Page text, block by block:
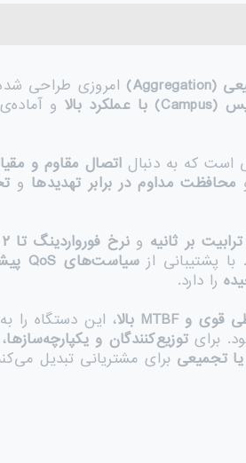
(Aggregation)
امروزی طراحی
(Campus) با عملکرد بالا و آماده‌ی
است که به دنبال اتصال مقاوم و
محافظت مداوم در برابر تهدیدها و
بر ثانیه ونرخ فورواردینگ تا۲
پشتیبانی ازسیاست‌هایQoS
را دارد.
قوی و MTBF بالا، این دستگاه را
برای توزیع‌کنندگان و یکپارچه‌سازها
تجمیعی برای مشتریانی تبدیل